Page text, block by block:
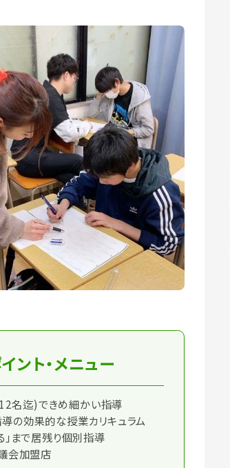
ント・メニュー
名迄)できめ細かい指導
効果的な授業カリキュラム
まで居残り個別指導
会加盟店